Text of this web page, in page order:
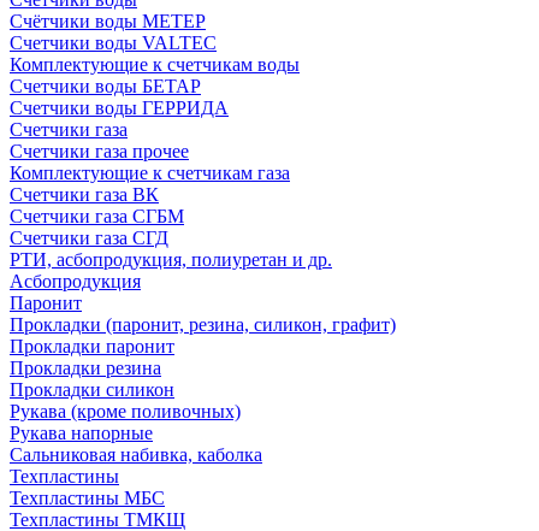
Счётчики воды МЕТЕР
Счетчики воды VALTEC
Комплектующие к счетчикам воды
Счетчики воды БЕТАР
Счетчики воды ГЕРРИДА
Счетчики газа
Счетчики газа прочее
Комплектующие к счетчикам газа
Счетчики газа ВК
Счетчики газа СГБМ
Счетчики газа СГД
РТИ, асбопродукция, полиуретан и др.
Асбопродукция
Паронит
Прокладки (паронит, резина, силикон, графит)
Прокладки паронит
Прокладки резина
Прокладки силикон
Рукава (кроме поливочных)
Рукава напорные
Сальниковая набивка, каболка
Техпластины
Техпластины МБС
Техпластины ТМКЩ